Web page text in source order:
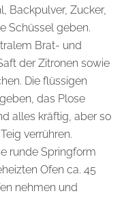
Backpulver, Zucker,
Schüssel geben.
Brat- und
der Zitronen sowie
Die flüssigen
das Plose
alles kräftig, aber so
verrühren.
runde Springform
Ofen ca. 45
nehmen und